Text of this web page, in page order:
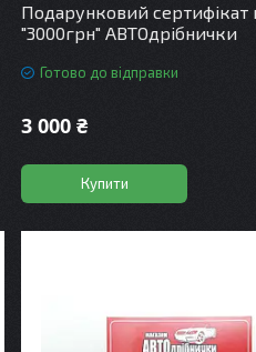
Подарунковий сертифікат
"3000грн" АВТОдрібнички
Готово до відправки
3 000 ₴
Купити